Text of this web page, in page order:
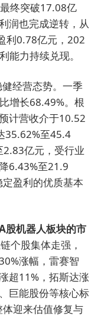
终突破17.08亿
润也完成逆转，从
利0.78亿元，202
能力持续兑现。
经营态势。一季
增长68.49%。根
计营收介于10.52
35.62%至45.4
亿元，受行业
6.43%至21.9
盈利的优质基本
股机器人板块的市
个股集体走强，
涨幅，雷赛智
超11%，拓斯达涨
巨能股份等核心标
迎来估值修复与